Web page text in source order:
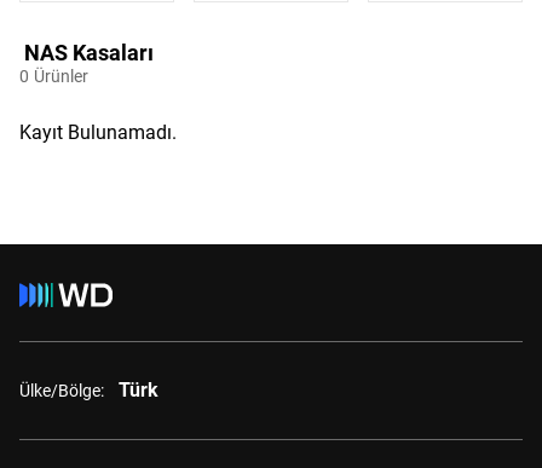
NAS Kasaları‎
0 Ürünler
Kayıt Bulunamadı.
Ülke/Bölge: Türk